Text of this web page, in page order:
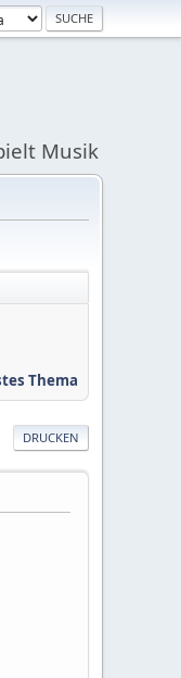
Musik
Thema
DRUCKEN